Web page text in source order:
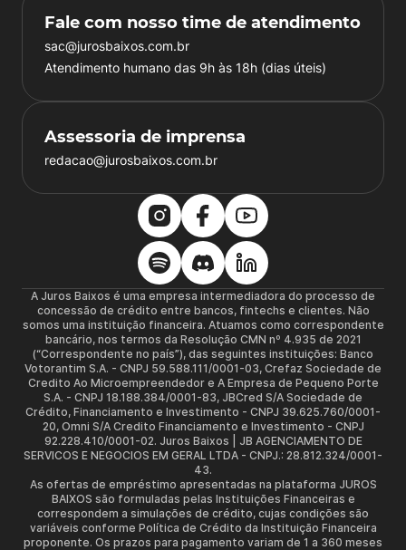
Fale com nosso time de atendimento
sac@jurosbaixos.com.br
Atendimento humano das 9h às 18h (dias úteis)
Assessoria de imprensa
redacao@jurosbaixos.com.br
A Juros Baixos é uma empresa intermediadora do processo de
concessão de crédito entre bancos, fintechs e clientes. Não
somos uma instituição financeira. Atuamos como correspondente
bancário, nos termos da Resolução CMN nº 4.935 de 2021
(“Correspondente no país”), das seguintes instituições: Banco
Votorantim S.A. - CNPJ 59.588.111/0001-03, Crefaz Sociedade de
Credito Ao Microempreendedor e A Empresa de Pequeno Porte
S.A. - CNPJ 18.188.384/0001-83, JBCred S/A Sociedade de
Crédito, Financiamento e Investimento - CNPJ 39.625.760/0001-
20, Omni S/A Credito Financiamento e Investimento - CNPJ
92.228.410/0001-02. Juros Baixos | JB AGENCIAMENTO DE
SERVICOS E NEGOCIOS EM GERAL LTDA - CNPJ.: 28.812.324/0001-
43.
As ofertas de empréstimo apresentadas na plataforma JUROS
BAIXOS são formuladas pelas Instituições Financeiras e
correspondem a simulações de crédito, cujas condições são
variáveis conforme Política de Crédito da Instituição Financeira
proponente. Os prazos para pagamento variam de 1 a 360 meses